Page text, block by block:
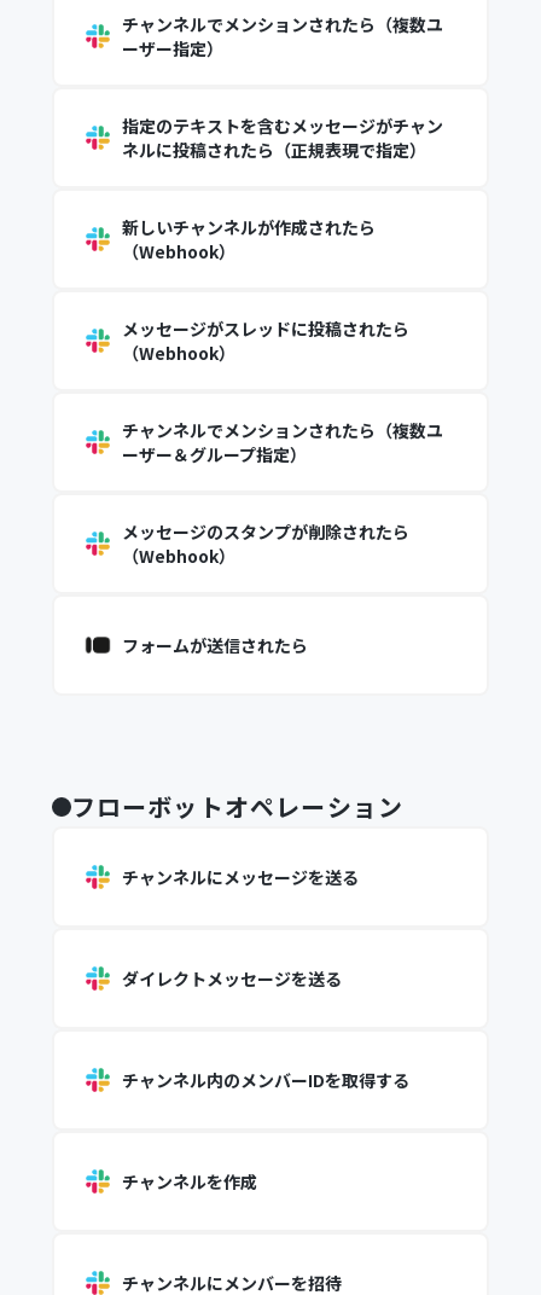
チャンネルでメンションされたら（複数ユ
ーザー指定）
指定のテキストを含むメッセージがチャン
ネルに投稿されたら（正規表現で指定）
新しいチャンネルが作成されたら
（Webhook）
メッセージがスレッドに投稿されたら
（Webhook）
チャンネルでメンションされたら（複数ユ
ーザー＆グループ指定）
メッセージのスタンプが削除されたら
（Webhook）
フォームが送信されたら
フローボットオペレーション
チャンネルにメッセージを送る
ダイレクトメッセージを送る
チャンネル内のメンバーIDを取得する
チャンネルを作成
チャンネルにメンバーを招待